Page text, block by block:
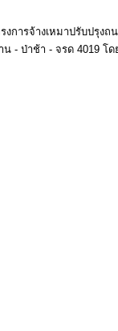
งการจ้างเหมาปรับปรุ
- ป่าช้า - จรด 4019 โด